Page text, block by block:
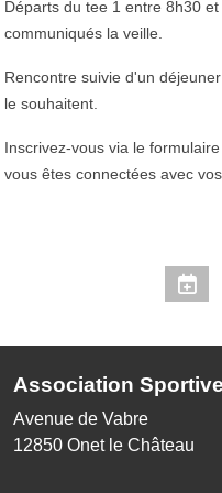
Départs du tee 1 entre 8h30
communiqués la veille.
Rencontre suivie d'un
le souhaitent.
Inscrivez-vous via le
vous êtes connectées avec
Association
Avenue de Vabre
12850 Onet le Château